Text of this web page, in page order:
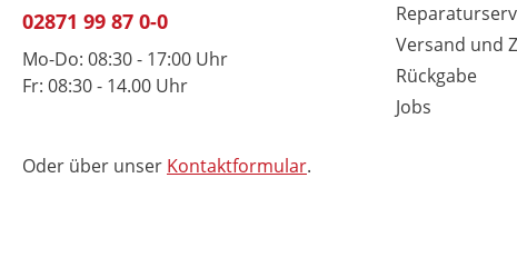
02871 99 87 0-0
Mo-Do: 08:30 - 17:00 Uhr
Fr: 08:30 - 14.00 Uhr
Oder über unser Kontaktformular.
Versand und
Rückgabe
Jobs